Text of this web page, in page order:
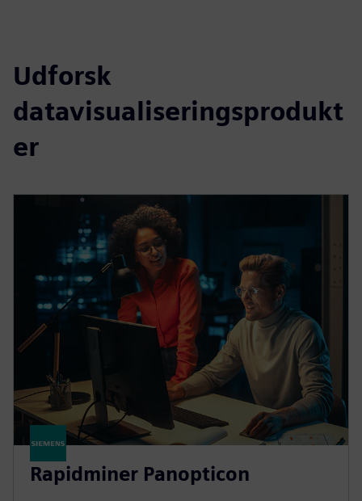
Udforsk
datavisualiseringsprodukt
er
Rapidminer Panopticon